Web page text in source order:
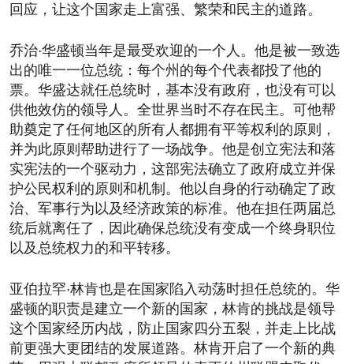
回应，让这个国家走上富强、繁荣和民主的道路。
乔治·华盛顿当年是最受欢迎的一个人。他是被一致选
出的唯一一位总统：每个州的每个代表都投了他的
票。华盛达就任总统时，基本没有政府，也没有可以
供他效仿的领导人。全世界当时不存在民主。可他帮
助奠定了任何地区的所有人都拥有平等权利的原则，
并为此原则帮助进行了一场战争。他是创立宪法和落
实宪法的一个驱动力，这部宪法确立了政府成立并保
护公民权利的原则和机制。他以自身的行动确定了政
治、军事行为以及经济政策的标准。他在担任两届总
统后就离任了，因此确保总统没有变成一个终身职位
以及总统权力的和平转移。
亚伯拉罕·林肯也是在国家陷入动荡时担任总统的。华
盛顿的职责是建立一个新的国家，林肯的挑战是领导
这个国家经历内战，防止国家四分五裂，并走上比战
前更强大更团结的发展道路。林肯开启了一个新的典